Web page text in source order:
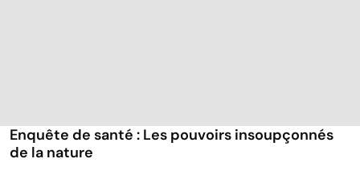
Enquête de santé : Les pouvoirs insoupçonnés
de la nature